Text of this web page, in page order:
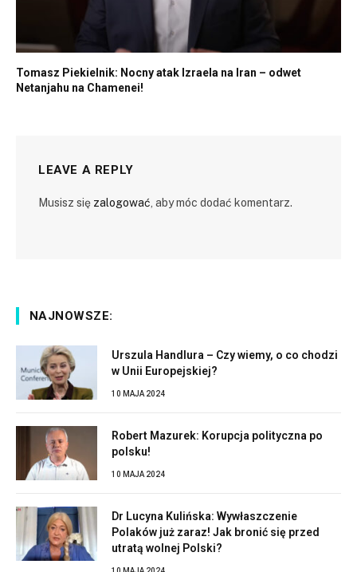
Tomasz Piekielnik: Nocny atak Izraela na Iran – odwet
Netanjahu na Chamenei!
LEAVE A REPLY
Musisz się zalogować , aby móc dodać komentarz.
NAJNOWSZE:
Urszula Handlura – Czy wiemy, o co chodzi
w Unii Europejskiej?
10 MAJA 2024
Robert Mazurek: Korupcja polityczna po
polsku!
10 MAJA 2024
Dr Lucyna Kulińska: Wywłaszczenie
Polaków już zaraz! Jak bronić się przed
utratą wolnej Polski?